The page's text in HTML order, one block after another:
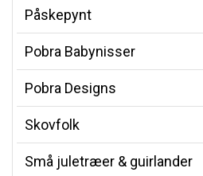
Påskepynt
Pobra Babynisser
Pobra Designs
Skovfolk
Små juletræer & guirlander